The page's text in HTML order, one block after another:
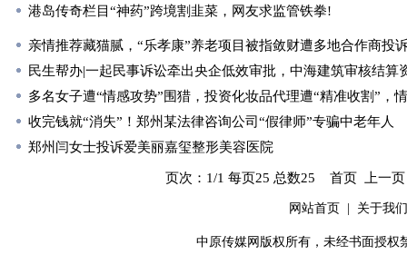
港岛传奇栏目“神药”跨境割韭菜，网友求监管铁拳!
亲情推荐藏猫腻，“乐孝康”养老项目被指敛财遭多地合作商投
民生帮办|一起民事诉讼牵出央企低效审批，中海建筑审核结算
多名女子遭“情感攻势”围猎，投资化妆品代理遭“精准收割”，
收完钱就“消失”！郑州某法律咨询公司“假律师”专骗中老年人
郑州闫女士投诉爱美丽嘉玺整形美容医院
页次：1/1 每页25 总数25 首页 上一
网站首页 关于我们
中原传媒网版权所有，未经书面授权